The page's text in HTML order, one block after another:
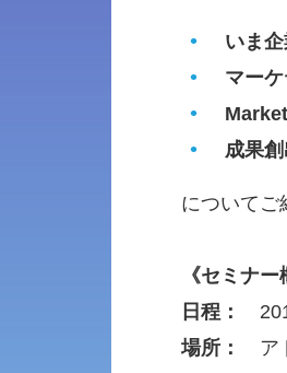
いま
マー
成果
についてご
《セミナー
日程：
場所：
ア